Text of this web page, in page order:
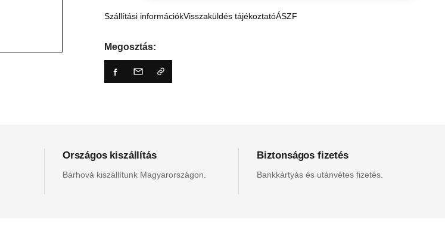
Szállítási információkVisszaküldés tájékoztatóÁSZF
Megosztás:
Országos kiszállítás
Bárhová kiszállítunk Magyarországon.
Biztonságos fizetés
Bankkártyás és utánvétes fizetés.